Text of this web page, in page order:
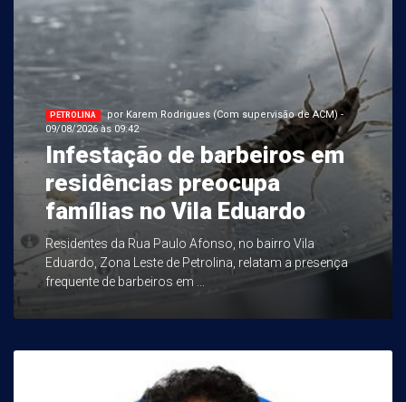
PETROLINA
por Karem Rodrigues (Com supervisão de ACM) -
09/08/2026 às 09:42
Infestação de barbeiros em
residências preocupa
famílias no Vila Eduardo
Residentes da Rua Paulo Afonso, no bairro Vila
Eduardo, Zona Leste de Petrolina, relatam a presença
frequente de barbeiros em ...